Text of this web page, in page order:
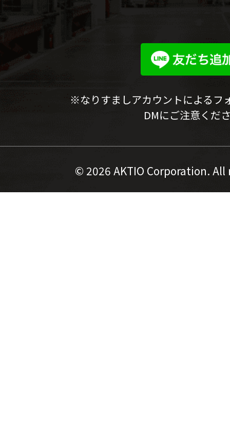
※なりすましアカウントによるフ
DMにご注意くだ
© 2026 AKTIO Corporation.